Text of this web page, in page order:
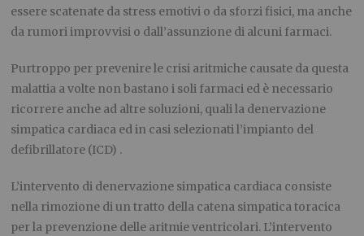
essere scatenate da stress emotivi o da sforzi fisici, ma anche
da rumori improvvisi o dall’assunzione di alcuni farmaci.
Purtroppo per prevenire le crisi aritmiche causate da questa
malattia a volte non bastano i soli farmaci ed è necessario
ricorrere anche ad altre soluzioni, quali la denervazione
simpatica cardiaca ed in casi selezionati l’impianto del
defibrillatore (ICD) .
L’intervento di denervazione simpatica cardiaca consiste
nella rimozione di un tratto della catena simpatica toracica
per la prevenzione delle aritmie ventricolari. L’intervento